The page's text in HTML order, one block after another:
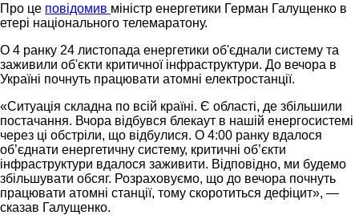
Про це повідомив міністр енергетики Герман Галущенко в
етері національного телемаратону.
О 4 ранку 24 листопада енергетики об'єднали систему та
заживили об'єкти критичної інфраструктури. До вечора в
Україні почнуть працювати атомні електростанції.
«Ситуація складна по всій країні. Є області, де збільшили
постачання. Вчора відбувся блекаут в нашій енергосистемі
через ці обстріли, що відбулися. О 4:00 ранку вдалося
об’єднати енергетичну систему, критичні об’єкти
інфраструктури вдалося заживити. Відповідно, ми будемо
збільшувати обсяг. Розраховуємо, що до вечора почнуть
працювати атомні станції, тому скоротиться дефіцит», —
сказав Галущенко.